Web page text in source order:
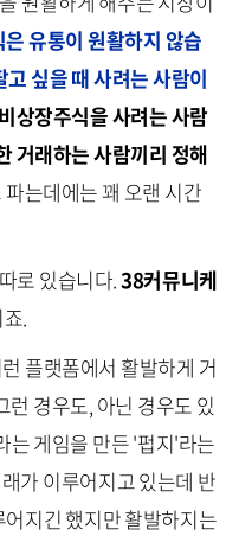
유통이 원활하지 않습
싶을 때 사려는 사람이
비상장주식을 사려는 사람
거래하는 사람끼리 정해
는데에는 꽤 오랜 시간
로 있습니다.38커뮤니케
.
플랫폼에서 활발하게 거
경우도, 아닌 경우도 있
는 게임을 만든 '펍지'라는
가 이루어지고 있는데 반
지긴 했지만 활발하지는